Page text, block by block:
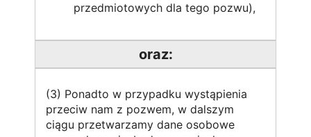
przedmiotowych dla tego pozwu),
oraz:
(3) Ponadto w przypadku wystąpienia
przeciw nam z pozwem, w dalszym
ciągu przetwarzamy dane osobowe